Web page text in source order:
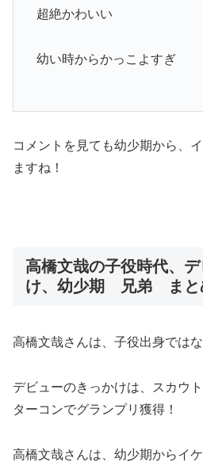
超絶かわいい
幼い時からかっこよすぎ
コメントを見ても幼少期から、
ますね！
高橋文哉の子役時代、
け、幼少期 兄弟 まと
高橋文哉さんは、子役出身ではな
デビューのきっかけは、スカウ
ターコンでグランプリ獲得！
高橋文哉さんは、幼少期からイ